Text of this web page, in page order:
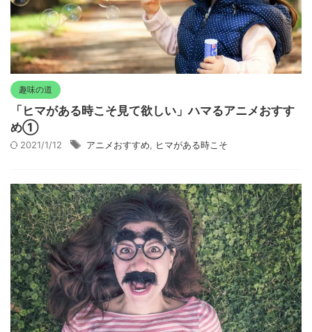
趣味の道
「ヒマがある時こそ見て欲しい」ハマるアニメおすす
め①
2021/1/12 アニメおすすめ ヒマがある時こそ